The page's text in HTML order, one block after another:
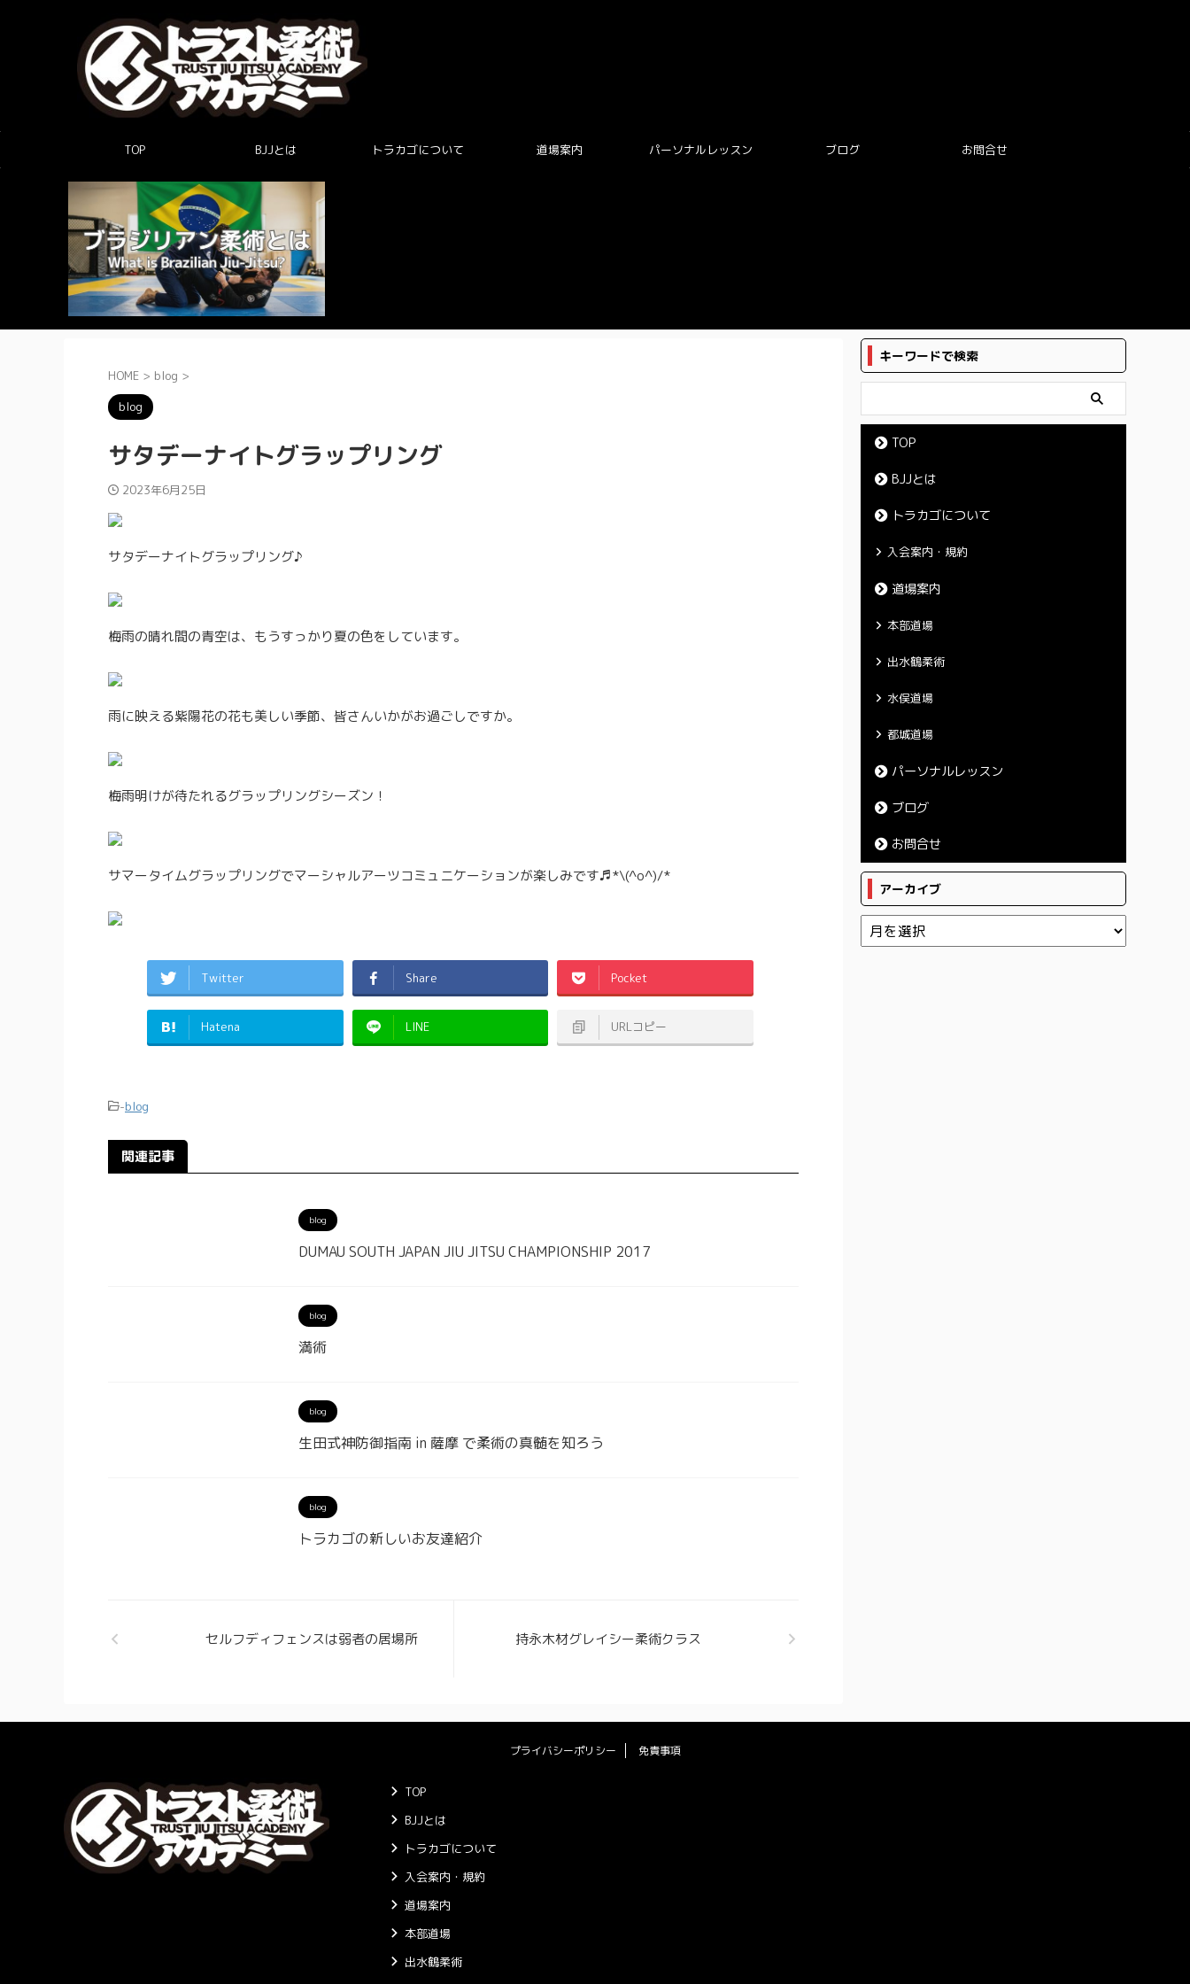
TOP BJJとは トラカゴについて 道場案内 パーソナルレッスン ブログ お問合せ
HOME > blog >
blog
サタデーナイトグラップリング
2023年6月25日
サタデーナイトグラップリング♪
梅雨の晴れ間の青空は、もうすっかり夏の色をしています。
雨に映える紫陽花の花も美しい季節、皆さんいかがお過ごしですか。
梅雨明けが待たれるグラップリングシーズン！
サマータイムグラップリングでマーシャルアーツコミュニケーションが楽しみです♬*\(^o^)/*
Twitter Share Pocket
Hatena LINE URLコピー
-blog
関連記事
blog
DUMAU SOUTH JAPAN JIU JITSU CHAMPIONSHIP 2017
blog
満術
blog
生田式神防御指南 in 薩摩 で柔術の真髄を知ろう
blog
トラカゴの新しいお友達紹介
セルフディフェンスは弱者の居場所 持永木材グレイシー柔術クラス
キーワードで検索
TOP
BJJとは
トラカゴについて
入会案内・規約
道場案内
本部道場
出水鶴柔術
水俣道場
都城道場
パーソナルレッスン
ブログ
お問合せ
アーカイブ
プライバシーポリシー 免責事項
TOP
BJJとは
トラカゴについて
入会案内・規約
道場案内
本部道場
出水鶴柔術